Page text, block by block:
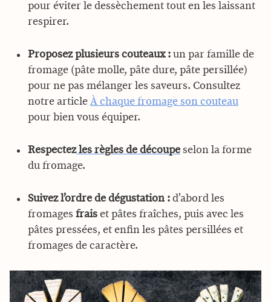
pour éviter le dessèchement tout en les laissant
respirer.
Proposez plusieurs couteaux : un par famille de
fromage (pâte molle, pâte dure, pâte persillée)
pour ne pas mélanger les saveurs. Consultez
notre article À chaque fromage son couteau
pour bien vous équiper.
Respectezles règles de découpe selon la forme
du fromage.
Suivez l’ordre de dégustation : d’abord les
fromages frais et pâtes fraîches, puis avec les
pâtes pressées, et enfin les pâtes persillées et
fromages de caractère.